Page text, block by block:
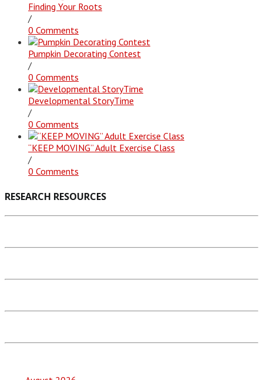
Finding Your Roots
/
0 Comments
Pumpkin Decorating Contest
/
0 Comments
Developmental StoryTime
/
0 Comments
“KEEP MOVING” Adult Exercise Class
/
0 Comments
RESEARCH RESOURCES